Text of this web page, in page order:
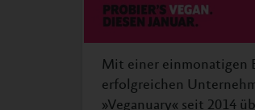
Mit einer einmonatigen
erfolgreichen
»Veganuary« seit 2014